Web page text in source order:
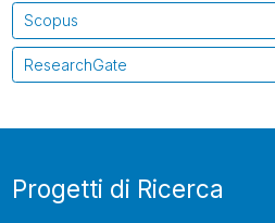
Scopus
ResearchGate
Progetti di Ricerca